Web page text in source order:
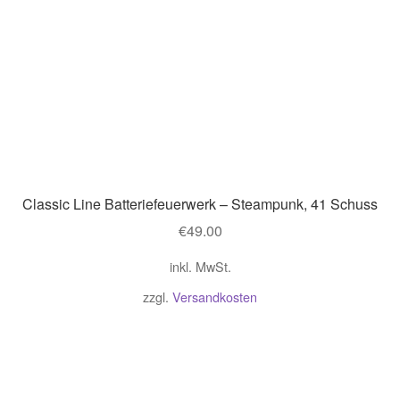
Classic Line Batteriefeuerwerk – Steampunk, 41 Schuss
€49.00
inkl. MwSt.
zzgl. Versandkosten